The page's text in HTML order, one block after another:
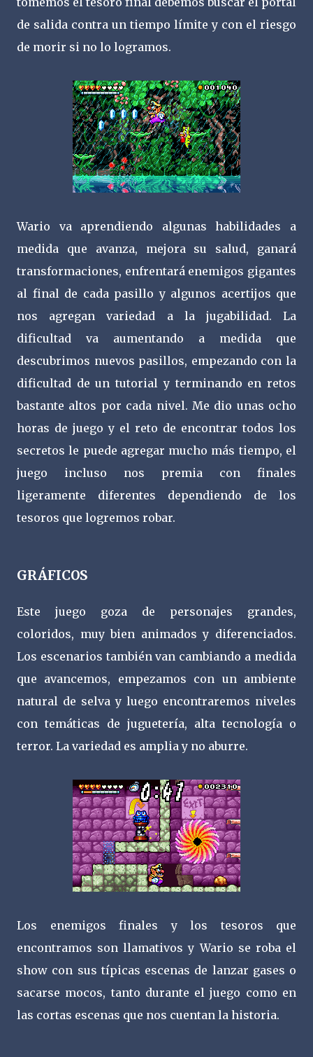
de salida contra un tiempo límite y con el riesgo
de morir si no lo logramos.
Wario va aprendiendo algunas habilidades a
medida que avanza, mejora su salud, ganará
transformaciones, enfrentará enemigos gigantes
al final de cada pasillo y algunos acertijos que
nos agregan variedad a la jugabilidad. La
dificultad va aumentando a medida que
descubrimos nuevos pasillos, empezando con la
dificultad de un tutorial y terminando en retos
bastante altos por cada nivel. Me dio unas ocho
horas de juego y el reto de encontrar todos los
secretos le puede agregar mucho más tiempo, el
juego incluso nos premia con finales
ligeramente diferentes dependiendo de los
tesoros que logremos robar.
GRÁFICOS
Este juego goza de personajes grandes,
coloridos, muy bien animados y diferenciados.
Los escenarios también van cambiando a medida
que avancemos, empezamos con un ambiente
natural de selva y luego encontraremos niveles
con temáticas de juguetería, alta tecnología o
terror. La variedad es amplia y no aburre.
Los enemigos finales y los tesoros que
encontramos son llamativos y Wario se roba el
show con sus típicas escenas de lanzar gases o
sacarse mocos, tanto durante el juego como en
las cortas escenas que nos cuentan la historia.